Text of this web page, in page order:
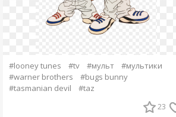
#looney tunes #tv #мульт
#мультики
#warner brothers
#bugs bunny
#tasmanian devil
#taz
23